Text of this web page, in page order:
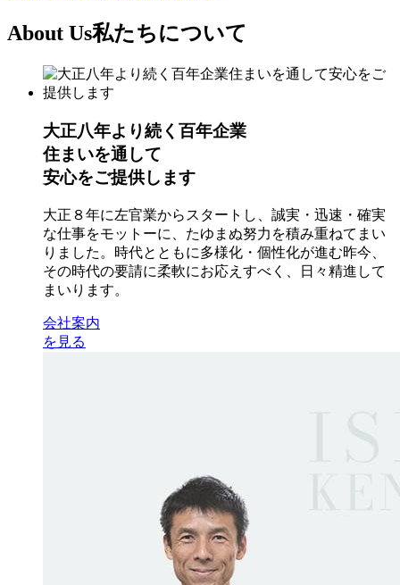
About Us私たちについて
大正八年より続く百年企業
住まいを通して
安心をご提供します
大正８年に左官業からスタートし、誠実・迅速・確実
な仕事をモットーに、たゆまぬ努力を積み重ねてまい
りました。時代とともに多様化・個性化が進む昨今、
その時代の要請に柔軟にお応えすべく、日々精進して
まいります。
会社案内
を見る